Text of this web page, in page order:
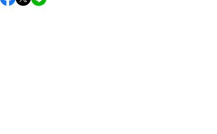
し上がりください。